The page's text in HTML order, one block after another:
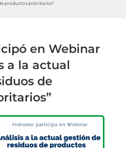
productos prioritarios”
en Webinar
a la actual
de